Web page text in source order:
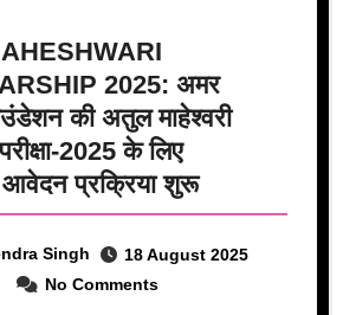
2025: अमर
की अतुल माहेश्वरी
2025 के लिए
प्रक्रिया शुरू
Singh
18 August 2025
No Comments